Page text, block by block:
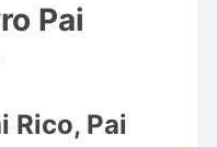
Pai
Rico, Pai